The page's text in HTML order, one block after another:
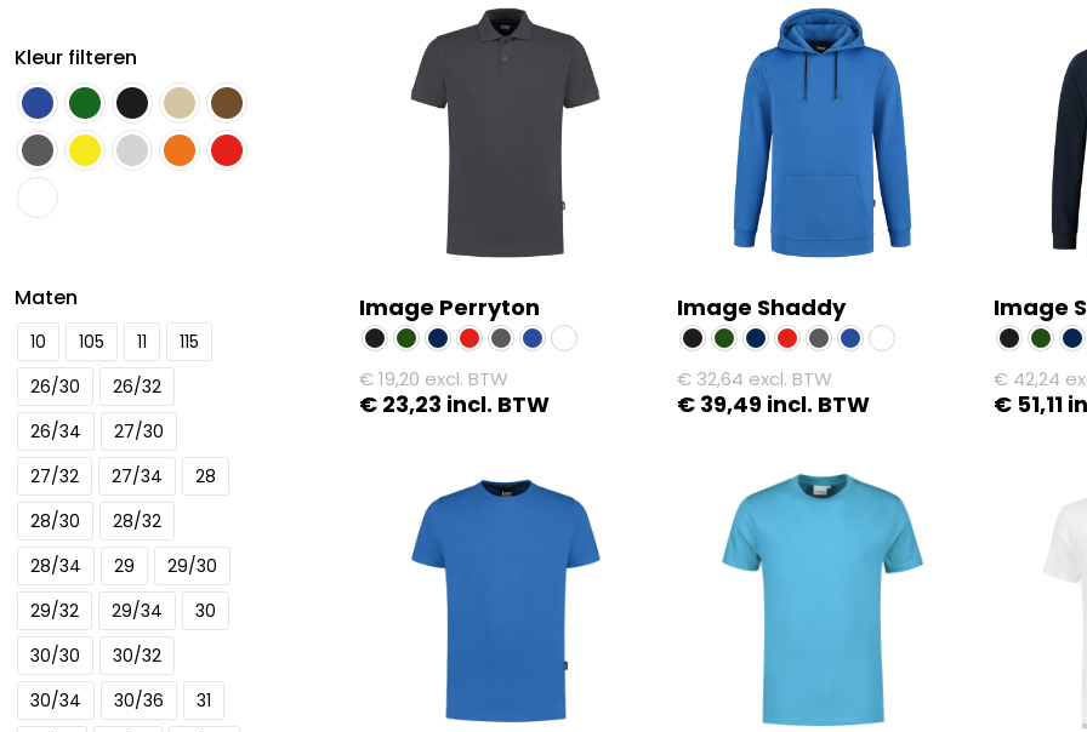
Kleur filteren
Maten
10 105 11
115
26/30
26/32
26/34
27/30
27/32
27/34
28
28/30
28/32
28/34
29
29/30
29/32
29/34
30
30/30
30/32
30/34
30/36
31
Image Perryton
€19,20 excl. BTW
€ 23,23 incl. BTW
meerdere
variaties.
Image Shaddy
€32,64 excl. BTW
€39,49incl. BTW
meerdere
variaties.
Image
€ 42,24
€ 51,11
meerdere
variaties.